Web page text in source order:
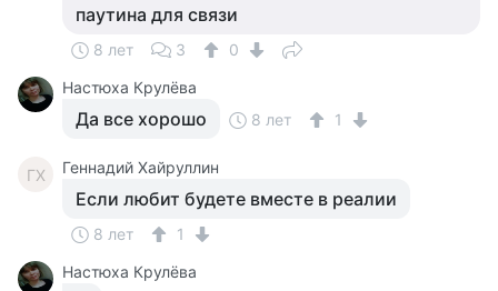
паутина для связи
8 лет 3
0
Настюха Крулёва
Да все хорошо 8 лет 1
ГХ Геннадий Хайруллин
Если любит будете вместе в реалии
8 лет
1
Настюха Крулёва